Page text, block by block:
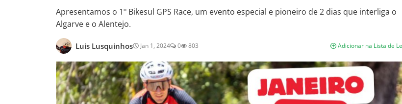
Apresentamos o 1º Bikesul GPS Race, um evento especial e pioneiro de 2 dias que interliga o
Algarve e o Alentejo.
Luis Lusquinhos Jan 1, 2024 0 803 Adicionar na Lista de